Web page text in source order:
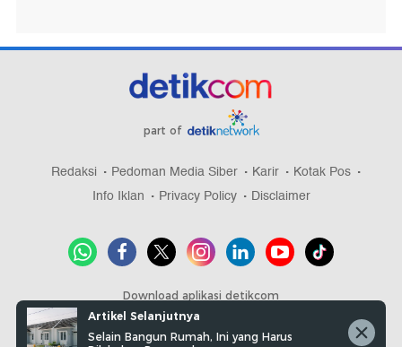
part of
Redaksi Pedoman Media Siber Karir
Kotak Pos
Info Iklan
Privacy Policy Disclaimer
Download aplikasi detikcom
Artikel Selanjutnya
Selain Bangun Rumah, Ini yang Harus